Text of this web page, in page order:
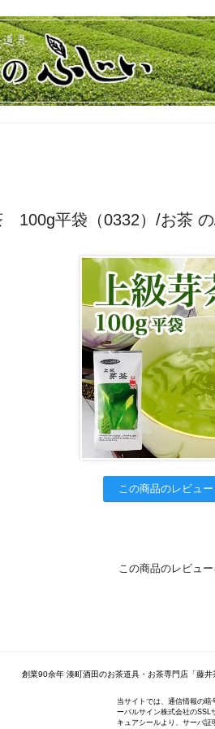
100g平袋（0332）/お茶
この商品のレビュ
この商品のレビュ
創業90余年 湊町酒田のお茶道具・お茶専門店「藤井
当サイトでは、通信情報の
ーバルサイン株式会社のSSL
キュアシールより、サーバ証